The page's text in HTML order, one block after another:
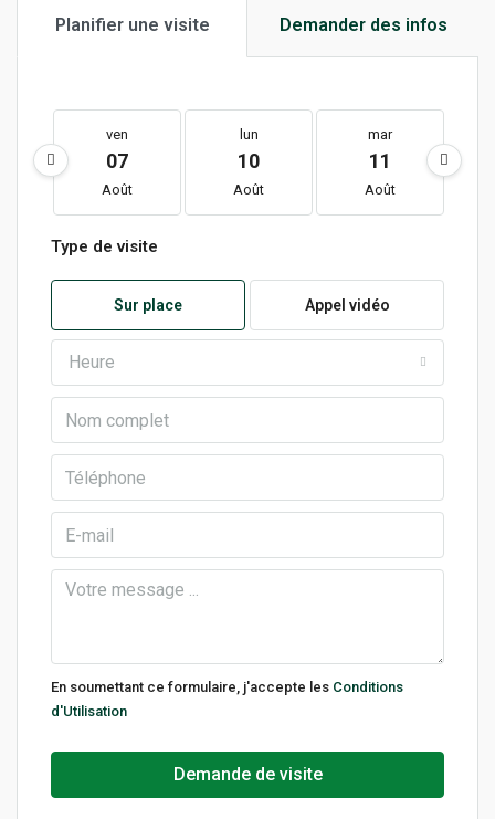
Planifier une visite Demander des infos
ven
07
Août
lun
10
Août
mar
11
Août
Type de visite
Sur place Appel vidéo
Heure
En soumettant ce formulaire, j'accepte les Conditions
d'Utilisation
Demande de visite